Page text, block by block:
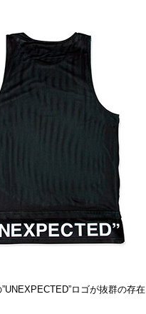
ロゴが抜群の存在